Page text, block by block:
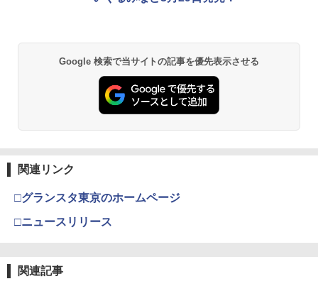
劇場版「鬼滅の刃」無限城編 第一章 猗
窩座再来 通常版 [DVD]
￥3,523
(オリジナル特典:オリジナル巾着＋メー
カー特典:【坤と離】二振りの剣、十翼よ
Google 検索で当サイトの記事を優先表示させる
関連リンク
□グランスタ東京のホームページ
□ニュースリリース
関連記事